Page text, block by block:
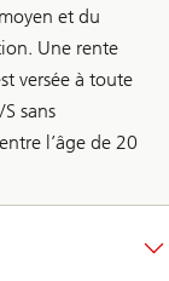
et du
Une rente
versée à toute
sans
l’âge de 20